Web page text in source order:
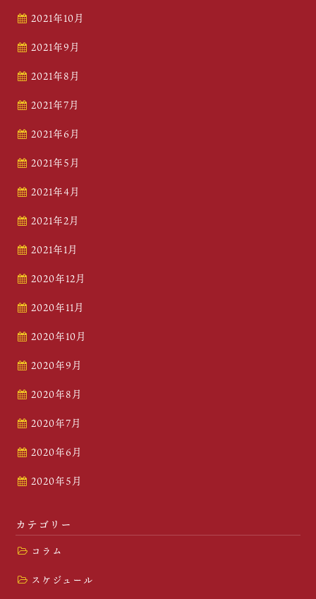
2021年10月
2021年9月
2021年8月
2021年7月
2021年6月
2021年5月
2021年4月
2021年2月
2021年1月
2020年12月
2020年11月
2020年10月
2020年9月
2020年8月
2020年7月
2020年6月
2020年5月
カテゴリー
コラム
スケジュール